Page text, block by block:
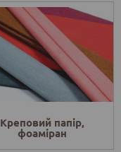
Креповий папір,
фоаміран